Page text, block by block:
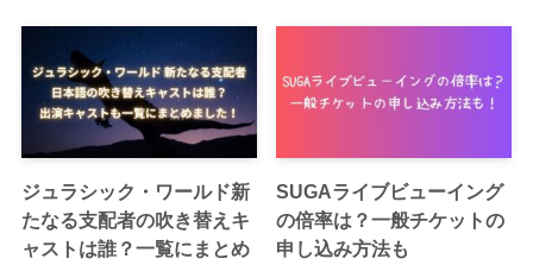
ジュラシック・ワールド新
たなる支配者の吹き替えキ
ャストは誰？一覧にまとめ
SUGAライブビューイング
の倍率は？一般チケットの
申し込み方法も